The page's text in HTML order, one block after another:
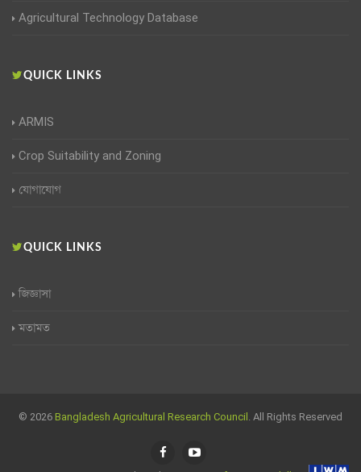
Agricultural Technology Database
QUICK LINKS
ARMIS
Crop Suitability and Zoning
যোগাযোগ
QUICK LINKS
জিজ্ঞাসা
মতামত
© 2026 Bangladesh Agricultural Research Council . All Rights Reserved